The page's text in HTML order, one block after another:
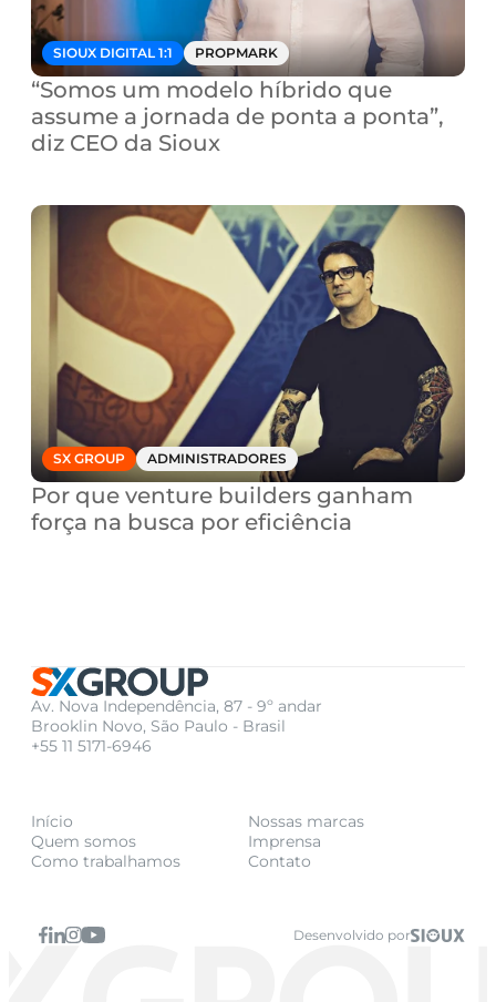
SIOUX DIGITAL 1:1 PROPMARK
“Somos um modelo híbrido que
assume a jornada de ponta a ponta”,
diz CEO da Sioux
SX GROUP ADMINISTRADORES
Por que venture builders ganham
força na busca por eficiência
Av. Nova Independência, 87 - 9º andar
Brooklin Novo, São Paulo - Brasil
+55 11 5171-6946
Início
Quem somos
Como trabalhamos
Nossas marcas
Imprensa
Contato
Desenvolvido por